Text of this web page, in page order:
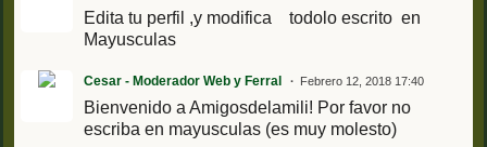
Edita tu perfil ,y modifica todolo escrito en
Mayusculas
Cesar - Moderador Web y Ferral Febrero 12, 2018 17:40
Bienvenido a Amigosdelamili! Por favor no
escriba en mayusculas (es muy molesto)